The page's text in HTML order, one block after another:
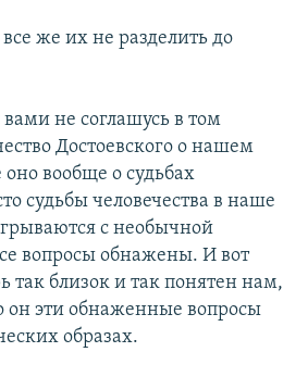
же их не разделить до
вами не соглашусь в том
Достоевского о нашем
вообще о судьбах
судьбы человечества в наше
с необычной
вопросы обнажены. И вот
так близок и так понятен нам,
он эти обнаженные вопросы
образах.